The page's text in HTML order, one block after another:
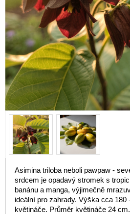
Asimina triloba neboli pawpaw -
srdcem je opadavý stromek s
banánu a manga, výjimečně
ideální pro zahrady. Výška cca 180
květináče. Průměr květináče 24 cm.